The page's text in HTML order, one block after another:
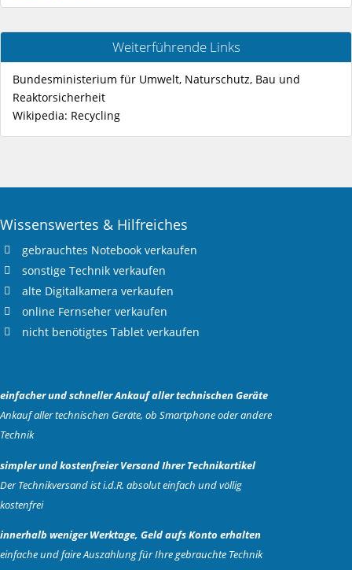
Weiterführende Links
Bundesministerium für Umwelt, Naturschutz, Bau und
Reaktorsicherheit
Wikipedia: Recycling
Wissenswertes & Hilfreiches
gebrauchtes Notebook verkaufen
sonstige Technik verkaufen
alte Digitalkamera verkaufen
online Fernseher verkaufen
nicht benötigtes Tablet verkaufen
einfacher und schneller Ankauf aller technischen Geräte
Ankauf aller technischen Geräte, ob Smartphone oder andere
Technik
simpler und kostenfreier Versand Ihrer Technikartikel
Der Technikversand ist i.d.R. absolut einfach und völlig
kostenfrei
innerhalb weniger Werktage, Geld aufs Konto erhalten
einfache und faire Auszahlung für Ihre gebrauchte Technik